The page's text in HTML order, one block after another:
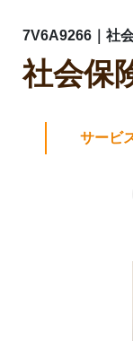
7V6A9266｜社
社会保
サービ